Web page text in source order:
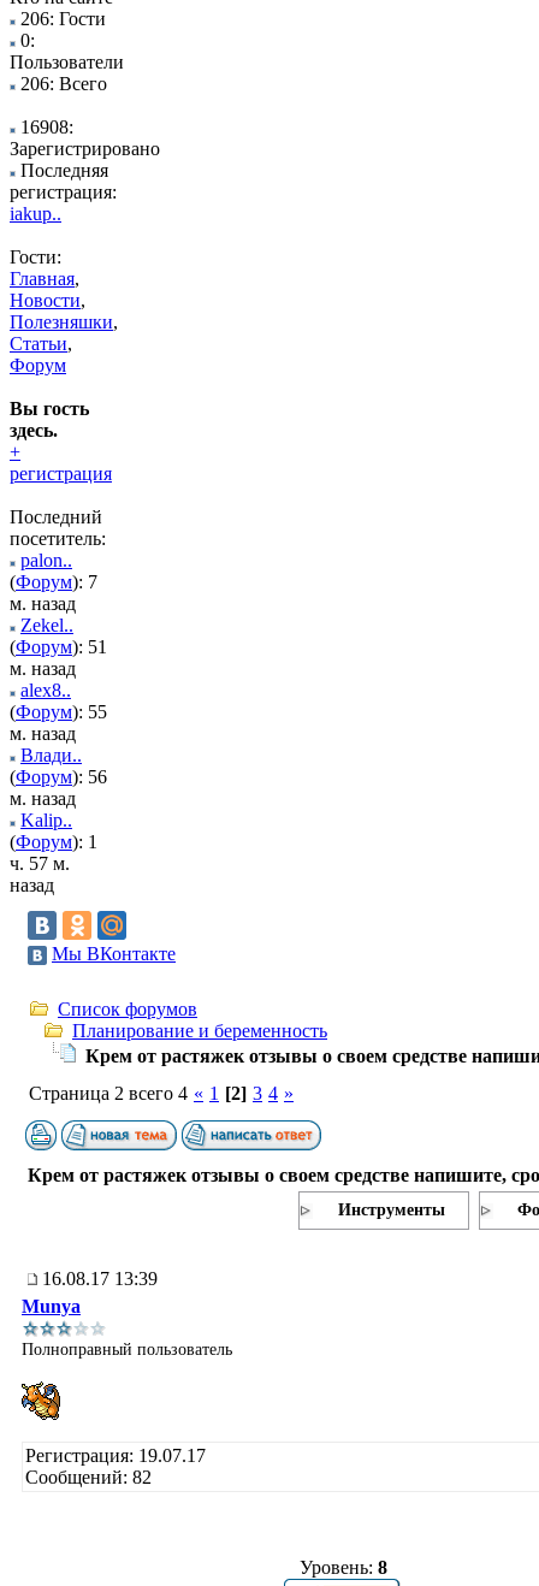
206: Гости
0:
Пользователи
206: Всего
16908:
Зарегистрировано
Последняя
регистрация:
iakup..
Гости:
Главная,
Новости,
Полезняшки,
Статьи,
Форум
Вы гость
здесь.
+
регистрация
Последний
посетитель:
palon..
(Форум): 7
м. назад
Zekel..
(Форум): 51
м. назад
alex8..
(Форум): 55
м. назад
Влади..
(Форум): 56
м. назад
Kalip..
(Форум): 1
ч. 57 м.
назад
Мы ВКонтакте
Список форумов
Планирование и беременность
Крем от растяжек отзывы о своем средстве
Страница 2 всего 4 « 1 [2] 3 4 »
Крем от растяжек отзывы о своем средстве напишите,
Инструменты
16.08.17 13:39
Munya
Полноправный пользователь
Регистрация: 19.07.17
Сообщений: 82
Уровень: 8